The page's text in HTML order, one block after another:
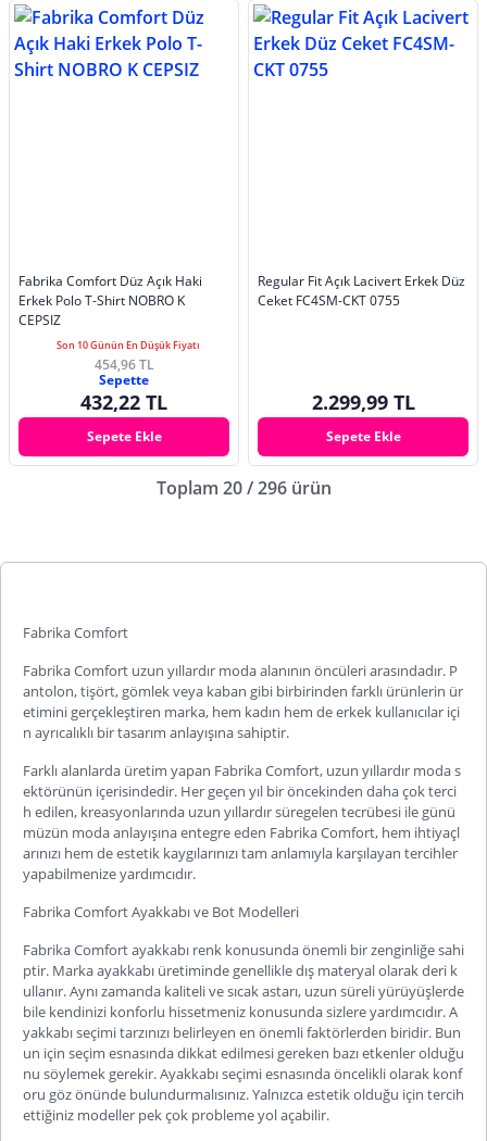
Fabrika Comfort Düz Açık Haki
Erkek Polo T-Shirt NOBRO K
CEPSIZ
Son 10 Günün En Düşük Fiyatı
454,96 TL
Sepette
432,22 TL
Sepete Ekle
Regular Fit Açık Lacivert Erkek Düz
Ceket FC4SM-CKT 0755
2.299,99 TL
Sepete Ekle
Toplam 20 / 296 ürün
Fabrika Comfort
Fabrika Comfort uzun yıllardır moda alanının öncüleri arasındadır. P
antolon, tişört, gömlek veya kaban gibi birbirinden farklı ürünlerin ür
etimini gerçekleştiren marka, hem kadın hem de erkek kullanıcılar içi
n ayrıcalıklı bir tasarım anlayışına sahiptir.
Farklı alanlarda üretim yapan Fabrika Comfort, uzun yıllardır moda s
ektörünün içerisindedir. Her geçen yıl bir öncekinden daha çok terci
h edilen, kreasyonlarında uzun yıllardır süregelen tecrübesi ile günü
müzün moda anlayışına entegre eden Fabrika Comfort, hem ihtiyaçl
arınızı hem de estetik kaygılarınızı tam anlamıyla karşılayan tercihler
yapabilmenize yardımcıdır.
Fabrika Comfort Ayakkabı ve Bot Modelleri
Fabrika Comfort ayakkabı renk konusunda önemli bir zenginliğe sahi
ptir. Marka ayakkabı üretiminde genellikle dış materyal olarak deri k
ullanır. Aynı zamanda kaliteli ve sıcak astarı, uzun süreli yürüyüşlerde
bile kendinizi konforlu hissetmeniz konusunda sizlere yardımcıdır. A
yakkabı seçimi tarzınızı belirleyen en önemli faktörlerden biridir. Bun
un için seçim esnasında dikkat edilmesi gereken bazı etkenler olduğu
nu söylemek gerekir. Ayakkabı seçimi esnasında öncelikli olarak konf
oru göz önünde bulundurmalısınız. Yalnızca estetik olduğu için tercih
ettiğiniz modeller pek çok probleme yol açabilir.